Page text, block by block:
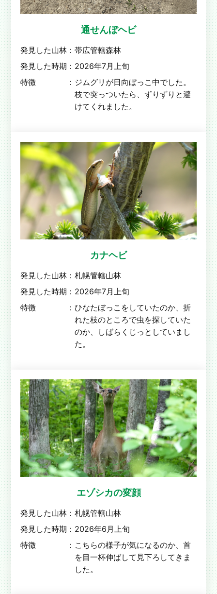
通せんぼヘビ
発見した山林：帯広管轄森林
発見した時期： 2026年7月上旬
特徴 ： ジムグリが日向ぼっこ中でした。
枝で突っついたら、ずりずりと避
けてくれました。
カナヘビ
発見した山林：札幌管轄山林
発見した時期： 2026年7月上旬
特徴 ：ひなたぼっこをしていたのか、折
れた枝のところで虫を探していた
のか、しばらくじっとしていまし
た。
エゾシカの変顔
発見した山林：札幌管轄山林
発見した時期： 2026年6月上旬
特徴 ： こちらの様子が気になるのか、首
を目一杯伸ばして見下ろしてきま
した。